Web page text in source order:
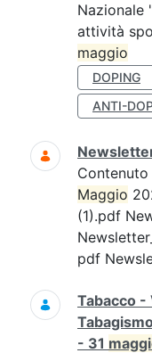
Nazionale
attività
maggio
DOPING
ANTI-
Contenuto
Maggio
(1).pdf
pdf
Tabacco -
- 31